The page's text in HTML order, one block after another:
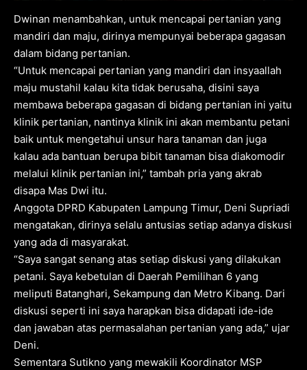
Dwinan menambahkan, untuk mencapai pertanian yang
mandiri dan maju, dirinya mempunyai beberapa gagasan
dalam bidang pertanian.
“Untuk mencapai pertanian yang mandiri dan insyaallah
maju mustahil kalau kita tidak berusaha, disini saya
membawa beberapa gagasan di bidang pertanian ini yaitu
klinik pertanian, nantinya klinik ini akan membantu petani
baik untuk mengetahui unsur hara tanaman dan juga
kalau ada bantuan berupa bibit tanaman bisa diakomodir
melalui klinik pertanian ini,” tambah pria yang akrab
disapa Mas Dwi itu.
Anggota DPRD Kabupaten Lampung Timur, Deni Supriadi
mengatakan, dirinya selalu antusias setiap adanya diskusi
yang ada di masyarakat.
“Saya sangat senang atas setiap diskusi yang dilakukan
petani. Saya kebetulan di Daerah Pemilihan 6 yang
meliputi Batanghari, Sekampung dan Metro Kibang. Dari
diskusi seperti ini saya harapkan bisa didapati ide-ide
dan jawaban atas permasalahan pertanian yang ada,” ujar
Deni.
Sementara Sutikno yang mewakili Koordinator MSP